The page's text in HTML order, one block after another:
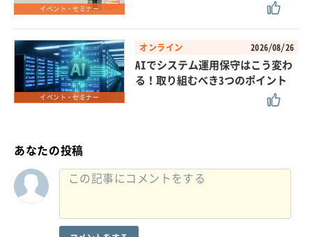
イベント・セミナー
イベント・セミナー
オンライン 2026/08/26
AIでシステム運用保守はこう変わ
る！取り組むべき3つのポイント
あなたの投稿